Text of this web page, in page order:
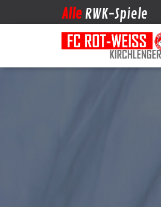
Alle RWK-Spiele